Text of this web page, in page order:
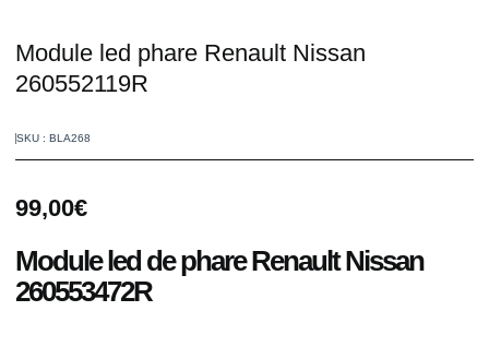
Module led phare Renault Nissan
260552119R
SKU : BLA268
99,00€
Module led de phare Renault Nissan
260553472R